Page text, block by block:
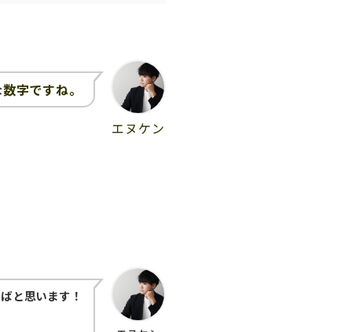
エヌケン
数字ですね。
と思います！